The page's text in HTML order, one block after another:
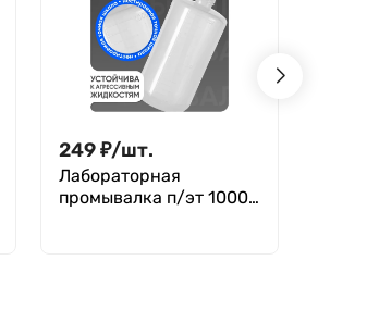
249₽/шт.
Лабораторная
промывалка п/эт 1000